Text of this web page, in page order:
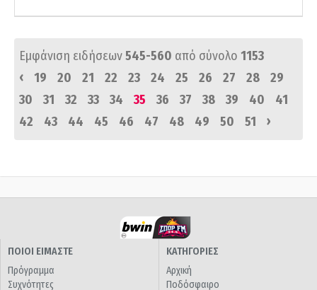
Εμφάνιση ειδήσεων545-560 από σύνολο 1153
‹
19 20 21 22 23 24 25 26 27 28
29
30
31 32 33 34 35 36 37 38 39 40
41
42
43 44 45 46 47 48 49 50 51 ›
ΠΟΙΟΙ ΕΙΜΑΣΤΕ
Πρόγραμμα
Συχνότητες
ΚΑΤΗΓΟΡΙΕΣ
Αρχική
Ποδόσφαιρο